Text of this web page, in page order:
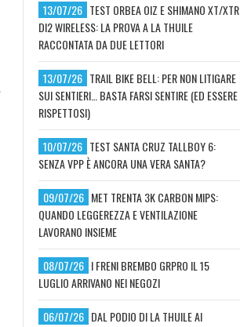
13/07/26 TEST ORBEA OIZ E SHIMANO XT/XTR
DI2 WIRELESS: LA PROVA A LA THUILE
RACCONTATA DA DUE LETTORI
13/07/26 TRAIL BIKE BELL: PER NON LITIGARE
SUI SENTIERI… BASTA FARSI SENTIRE (ED ESSERE
RISPETTOSI)
10/07/26 TEST SANTA CRUZ TALLBOY 6:
SENZA VPP È ANCORA UNA VERA SANTA?
09/07/26 MET TRENTA 3K CARBON MIPS:
QUANDO LEGGEREZZA E VENTILAZIONE
LAVORANO INSIEME
08/07/26 I FRENI BREMBO GRPRO IL 15
LUGLIO ARRIVANO NEI NEGOZI
06/07/26 DAL PODIO DI LA THUILE AI